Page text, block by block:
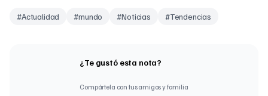
#Actualidad #mundo #Noticias #Tendencias
¿Te gustó esta nota?
Compártela con tus amigos y familia